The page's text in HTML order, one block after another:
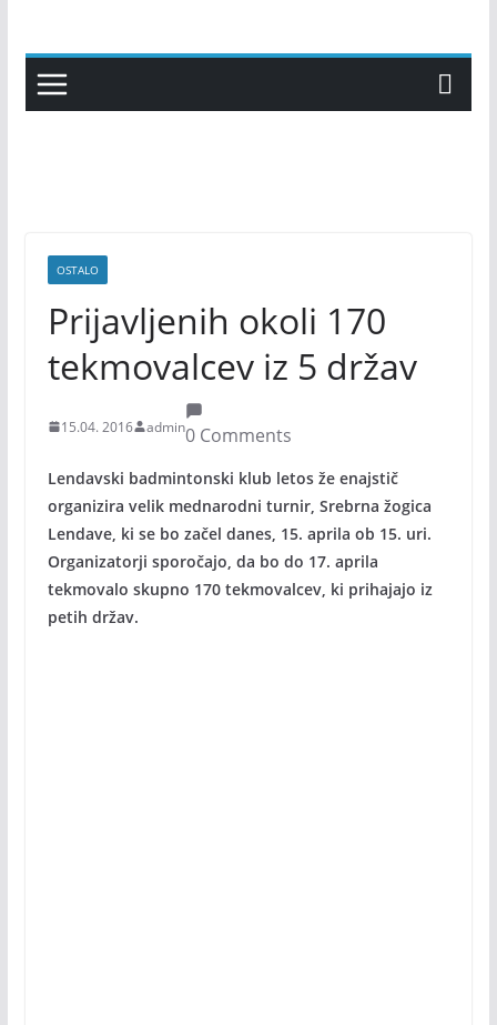
content
OSTALO
Prijavljenih okoli 170
tekmovalcev iz 5 držav
15.04. 2016 admin0 Comments
Lendavski badmintonski klub letos že enajstič
organizira velik mednarodni turnir, Srebrna žogica
Lendave, ki se bo začel danes, 15. aprila ob 15. uri.
Organizatorji sporočajo, da bo do 17. aprila
tekmovalo skupno 170 tekmovalcev, ki prihajajo iz
petih držav.